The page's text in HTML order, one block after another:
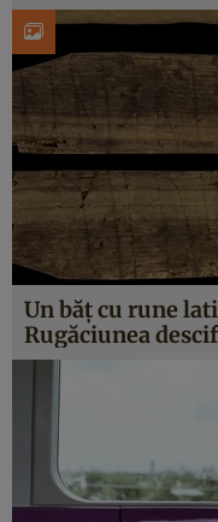
Un băț cu rune
Rugăciunea